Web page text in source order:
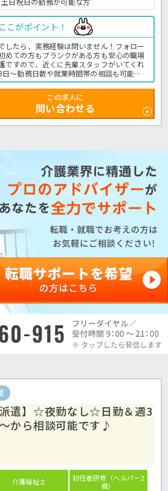
ここがポイント！
したら、実務経験は問いません！フォロー
めての方もブランクがある方も安心の職場
すので、近くに先輩スタッフがいてくれ
～勤務日数や就業時間帯の相談も可能で
護の仕事を始めたい方にもおすすめ！週5
す♪ご興味をお持ちの方は、お気軽にほっ
さい！サ高住での介護業務全般です。
人＞
この求人に
問い合わせる
派遣】☆夜勤なし☆日勤＆週3
から相談可能です♪
介護福祉士
初任者研修（ヘルパー2
級）